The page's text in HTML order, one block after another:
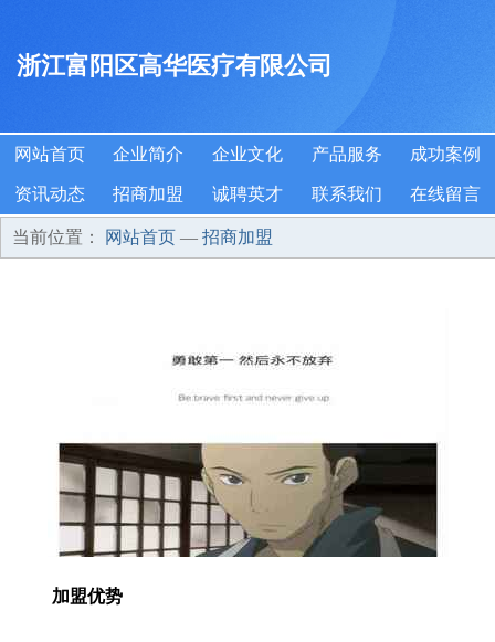
浙江富阳区高华医疗有限公司
网站首页 企业简介 企业文化 产品服务 成功案例
资讯动态 招商加盟 诚聘英才 联系我们 在线留言
当前位置： 网站首页 — 招商加盟
加盟优势